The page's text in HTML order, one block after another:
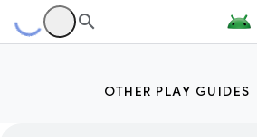
OTHER PLAY GUIDES